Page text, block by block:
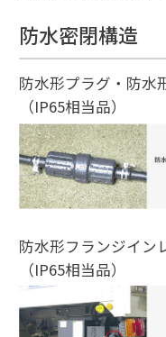
防水密閉構造
防水形プラグ・防水
（IP65相当品）
防水形フランジイン
（IP65相当品）